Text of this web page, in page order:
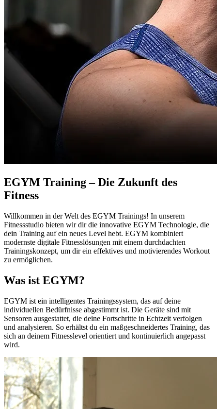
EGYM Training – Die Zukunft des
Fitness
Willkommen in der Welt des EGYM Trainings! In unserem
Fitnessstudio bieten wir dir die innovative EGYM Technologie, die
dein Training auf ein neues Level hebt. EGYM kombiniert
modernste digitale Fitnesslösungen mit einem durchdachten
Trainingskonzept, um dir ein effektives und motivierendes Workout
zu ermöglichen.
Was ist EGYM?
EGYM ist ein intelligentes Trainingssystem, das auf deine
individuellen Bedürfnisse abgestimmt ist. Die Geräte sind mit
Sensoren ausgestattet, die deine Fortschritte in Echtzeit verfolgen
und analysieren. So erhältst du ein maßgeschneidertes Training, das
sich an deinem Fitnesslevel orientiert und kontinuierlich angepasst
wird.